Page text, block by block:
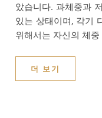
았습니다. 과체중과
있는 상태이며, 각기
위해서는 자신의 체
더 보기